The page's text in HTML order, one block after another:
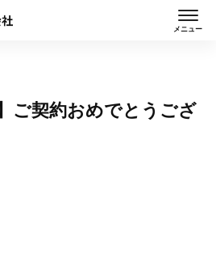
メニュー
ご契約おめでとうござ